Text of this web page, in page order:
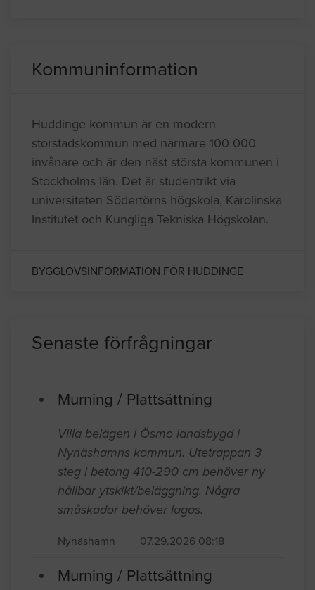
Kommuninformation
Huddinge kommun är en modern
storstadskommun med närmare 100 000
invånare och är den näst största kommunen i
Stockholms län. Det är studentrikt via
universiteten Södertörns högskola, Karolinska
Institutet och Kungliga Tekniska Högskolan.
BYGGLOVSINFORMATION FÖR HUDDINGE
Senaste förfrågningar
Murning / Plattsättning
Villa belägen i Ösmo landsbygd i
Nynäshamns kommun. Utetrappan 3
steg i betong 410-290 cm behöver ny
hållbar ytskikt/beläggning. Några
småskador behöver lagas.
Nynäshamn 07.29.2026 08:18
Murning / Plattsättning